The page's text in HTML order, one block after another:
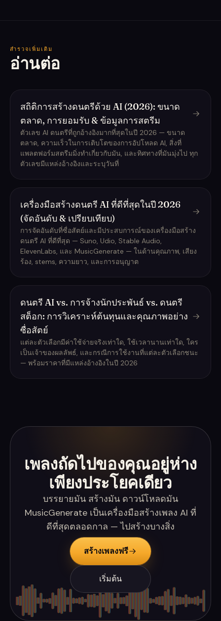
สำรวจเพิ่มเติม
อ่านต่อ
สถิติการสร้างดนตรีด้วย AI (2026): ขนาด
ตลาด, การยอมรับ & ข้อมูลการสตรีม
ตัวเลข AI ดนตรีที่ถูกอ้างอิงมากที่สุดในปี 2026 — ขนาด
ตลาด, ความเร็วในการเติบโตของการอัปโหลด AI, สิ่งที่
แพลตฟอร์มสตรีมมิ่งทำเกี่ยวกับมัน, และทิศทางที่มันมุ่งไป ทุก
ตัวเลขมีแหล่งอ้างอิงและระบุวันที่
เครื่องมือสร้างดนตรี AI ที่ดีที่สุดในปี 2026
(จัดอันดับ & เปรียบเทียบ)
การจัดอันดับที่ซื่อสัตย์และมีประสบการณ์ของเครื่องมือสร้าง
ดนตรี AI ที่ดีที่สุด — Suno, Udio, Stable Audio,
ElevenLabs, และ MusicGenerate — ในด้านคุณภาพ, เสียง
ร้อง, stems, ความยาว, และการอนุญาต
ดนตรี AI vs. การจ้างนักประพันธ์ vs. ดนตรี
สต็อก: การวิเคราะห์ต้นทุนและคุณภาพอย่าง
ซื่อสัตย์
แต่ละตัวเลือกมีค่าใช้จ่ายจริงเท่าใด, ใช้เวลานานเท่าใด, ใคร
เป็นเจ้าของผลลัพธ์, และกรณีการใช้งานที่แต่ละตัวเลือกชนะ
— พร้อมราคาที่มีแหล่งอ้างอิงในปี 2026
เพลงถัดไปของคุณอยู่ห่าง
เพียงประโยคเดียว
บรรยายมัน สร้างมัน ดาวน์โหลดมัน
MusicGenerate เป็นเครื่องมือสร้างเพลง AI ที่
ดีที่สุดตลอดกาล — ไปสร้างบางสิ่ง
สร้างเพลงฟรี
เริ่มต้น